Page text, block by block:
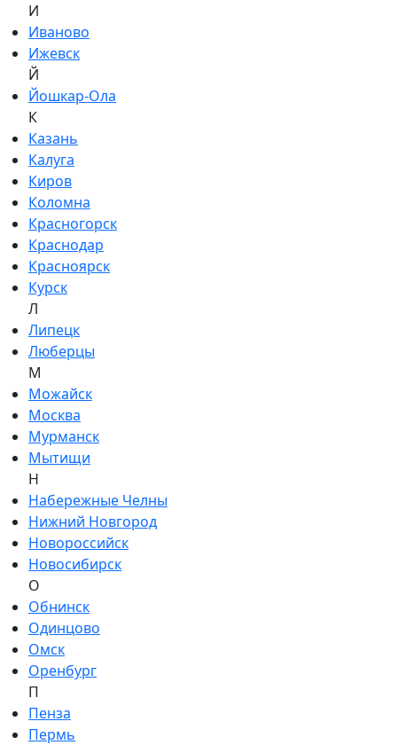
И
Иваново
Ижевск
Й
Йошкар-Ола
К
Казань
Калуга
Киров
Коломна
Красногорск
Краснодар
Красноярск
Курск
Л
Липецк
Люберцы
М
Можайск
Москва
Мурманск
Мытищи
Н
Набережные Челны
Нижний Новгород
Новороссийск
Новосибирск
О
Обнинск
Одинцово
Омск
Оренбург
П
Пенза
Пермь